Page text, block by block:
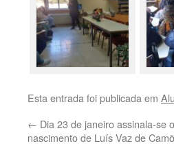
Esta entrada foi publicada em
← Dia 23 de janeiro assinala-se
nascimento de Luís Vaz de